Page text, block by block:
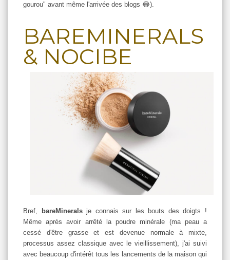
gourou" avant même l'arrivée des blogs 😂).
BAREMINERALS
& NOCIBE
Bref, bareMinerals je connais sur les bouts des doigts !
Même après avoir arrêté la poudre minérale (ma peau a
cessé d'être grasse et est devenue normale à mixte,
processus assez classique avec le vieillissement), j'ai suivi
avec beaucoup d'intérêt tous les lancements de la maison qui